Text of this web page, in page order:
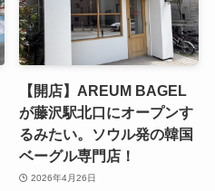
【開店】AREUM BAGEL
が藤沢駅北口にオープンす
るみたい。ソウル発の韓国
ベーグル専門店！
2026年4月26日